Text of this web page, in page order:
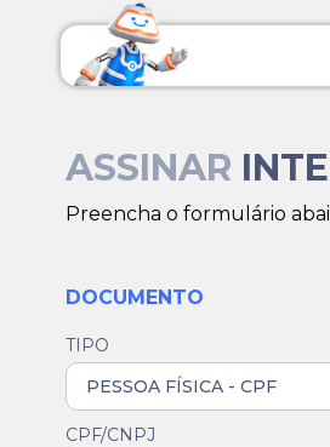
ASSINAR
Preencha o formulário
DOCUMENTO
TIPO
CPF/CNPJ